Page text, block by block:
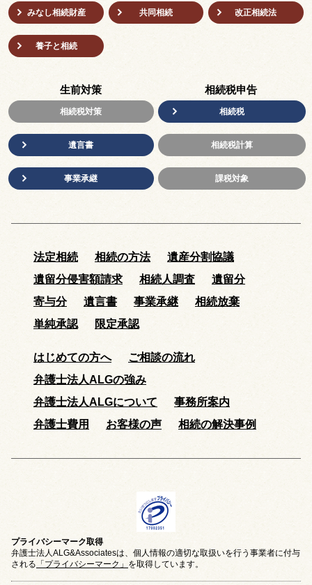
みなし相続財産 共同相続 改正相続法
養子と相続
生前対策
相続税対策
遺言書
事業承継
相続税申告
相続税
相続税計算
課税対象
法定相続 相続の方法
遺産分割協議
遺留分侵害額請求
相続人調査
遺留分
寄与分
遺言書 事業承継
相続放棄
単純承認
限定承認
はじめての方へ
ご相談の流れ
弁護士法人ALGの強み
弁護士法人ALGについて
事務所案内
弁護士費用
お客様の声 相続の解決事例
プライバシーマーク取得
弁護士法人ALG&Associatesは、個人情報の適切な取扱いを行う事業者に付与
される 「プライバシーマーク」 を取得しています。